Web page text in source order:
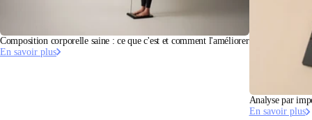
Composition corporelle saine : ce que c'est et comment l'améliorer
En savoir plus
Analyse par
En savoir plus